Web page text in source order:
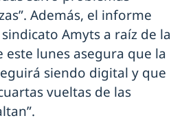
Además, el informe
Amyts a raíz de la
este lunes asegura que la
siendo digital y que
vueltas de las